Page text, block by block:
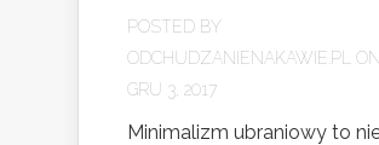
POSTED BY
ODCHUDZANIENAKAWIE.PL
ON
GRU 3, 2017
Minimalizm ubraniowy to